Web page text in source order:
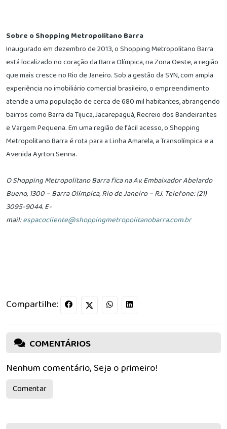
Sobre oShopping Metropolitano Barra
Inaugurado em dezembro de 2013, o Shopping Metropolitano Barra
está localizado no coração da Barra Olímpica, na Zona Oeste, a região
que mais cresce no Rio de Janeiro. Sob a gestão da SYN, com ampla
experiência no imobiliário comercial brasileiro, o empreendimento
atende a uma população de cerca de 680 mil habitantes, abrangendo
bairros como Barra da Tijuca, Jacarepaguá, Recreio dos Bandeirantes
e Vargem Pequena. Em uma região de fácil acesso, o Shopping
Metropolitano Barra é rota para a Linha Amarela, a Transolímpica e a
Avenida Ayrton Senna.
O Shopping Metropolitano Barra fica na Av. Embaixador Abelardo
Bueno, 1300 – Barra Olímpica, Rio de Janeiro – RJ. Telefone: (21)
3095-9044. E-
mail:espacocliente@shoppingmetropolitanobarra.com.br
Compartilhe:
COMENTÁRIOS
Nenhum comentário, Seja o primeiro!
Comentar